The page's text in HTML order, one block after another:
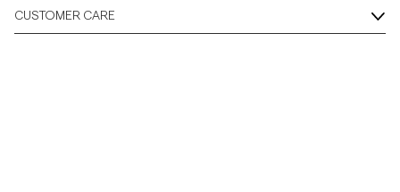
CUSTOMER CARE